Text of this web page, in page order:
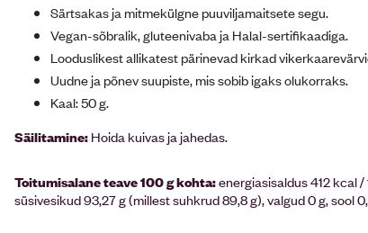
Särtsakas ja mitmekülgne puuviljamaitsete segu.
Vegan-sõbralik, gluteenivaba ja Halal-sertifikaadiga.
Looduslikest allikatest pärinevad kirkad
Uudne ja põnev suupiste, mis sobib igaks olukorraks.
Kaal: 50 g.
Säilitamine:Hoida kuivas ja jahedas.
Toitumisalane teave 100 g kohta:energiasisaldus 412 kcal
süsivesikud 93,27 g (millest suhkrud 89,8 g), valgud 0 g, sool